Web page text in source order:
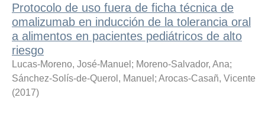
Protocolo de uso fuera de ficha técnica de
omalizumab en inducción de la tolerancia oral
a alimentos en pacientes pediátricos de alto
riesgo
Lucas-Moreno, José-Manuel ; Moreno-Salvador, Ana;
Sánchez-Solís-de-Querol, Manuel ; Arocas-Casañ, Vicente
(2017)